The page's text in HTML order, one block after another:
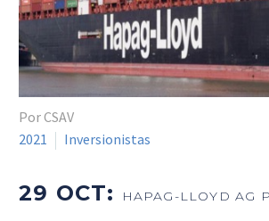
Por CSAV
2021
Inversionistas
29 OCT: HAPAG-LLOYD AG